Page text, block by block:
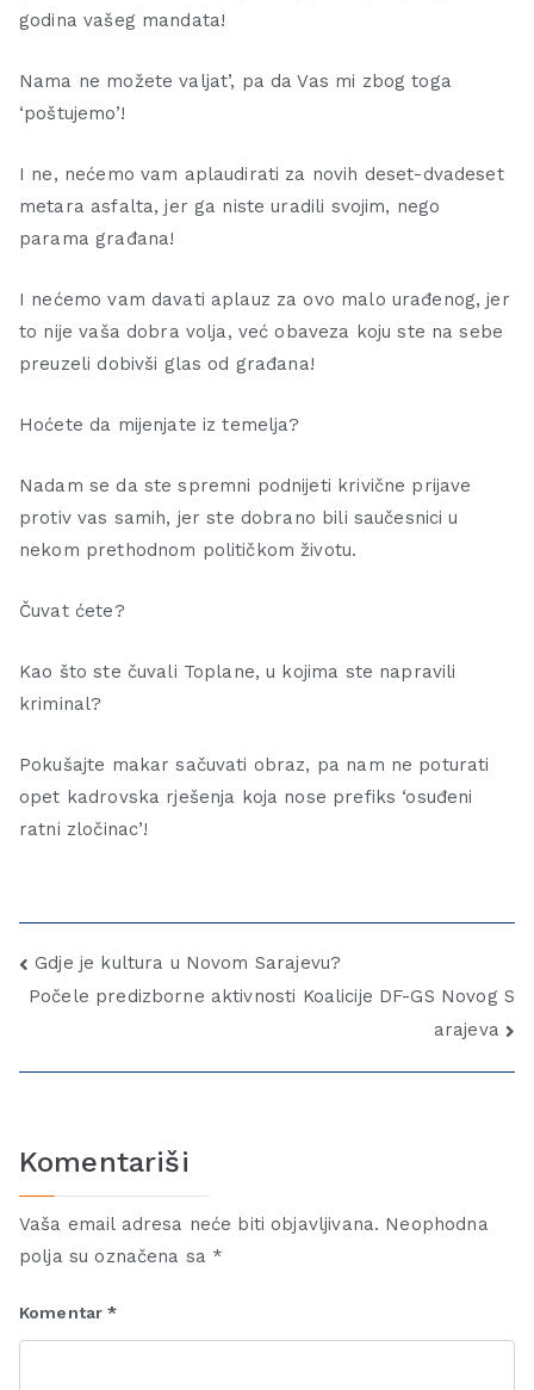
godina vašeg mandata!
Nama ne možete valjat’, pa da Vas mi zbog toga
‘poštujemo’!
I ne, nećemo vam aplaudirati za novih deset-dvadeset
metara asfalta, jer ga niste uradili svojim, nego
parama građana!
I nećemo vam davati aplauz za ovo malo urađenog, jer
to nije vaša dobra volja, već obaveza koju ste na sebe
preuzeli dobivši glas od građana!
Hoćete da mijenjate iz temelja?
Nadam se da ste spremni podnijeti krivične prijave
protiv vas samih, jer ste dobrano bili saučesnici u
nekom prethodnom političkom životu.
Čuvat ćete?
Kao što ste čuvali Toplane, u kojima ste napravili
kriminal?
Pokušajte makar sačuvati obraz, pa nam ne poturati
opet kadrovska rješenja koja nose prefiks ‘osuđeni
ratni zločinac’!
Gdje je kultura u Novom Sarajevu?
Počele predizborne aktivnosti Koalicije DF-GS Novog S
arajeva
Komentariši
Vaša email adresa neće biti objavljivana. Neophodna
polja su označena sa *
Komentar*